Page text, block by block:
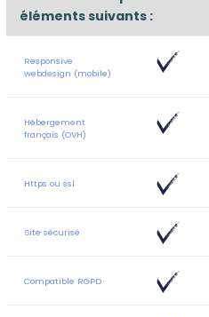
éléments suivants :
Responsive
webdesign (mobile)
Hébergement
français (OVH)
Https ou ssl
Site sécurisé
Compatible RGPD